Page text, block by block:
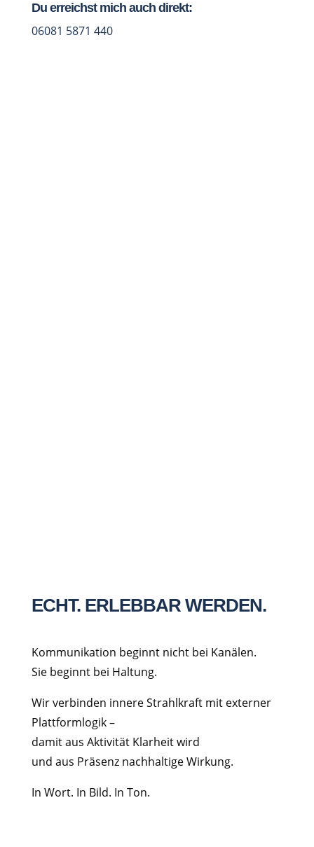
Du erreichst mich auch direkt:
06081 5871 440
ECHT. ERLEBBAR WERDEN.
Kommunikation beginnt nicht bei Kanälen.
Sie beginnt bei Haltung.
Wir verbinden innere Strahlkraft mit externer
Plattformlogik –
damit aus Aktivität Klarheit wird
und aus Präsenz nachhaltige Wirkung.
In Wort. In Bild. In Ton.